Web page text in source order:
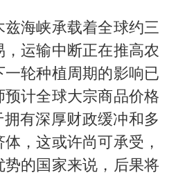
海峡承载着全球约三
运输中断正在推高农
轮种植周期的影响已
计全球大宗商品价格
有深厚财政缓冲和多
，这或许尚可承受，
的国家来说，后果将